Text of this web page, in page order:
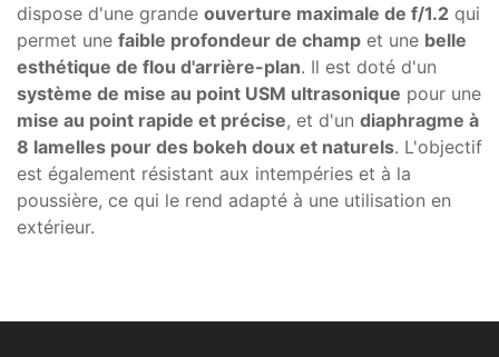
dispose d'une grande ouverture maximale de f/1.2 qui
permet une faible profondeur de champ et une belle
esthétique de flou d'arrière-plan. Il est doté d'un
système de mise au point USM ultrasonique pour une
mise au point rapide et précise, et d'un diaphragme à
8 lamelles pour des bokeh doux et naturels. L'objectif
est également résistant aux intempéries et à la
poussière, ce qui le rend adapté à une utilisation en
extérieur.